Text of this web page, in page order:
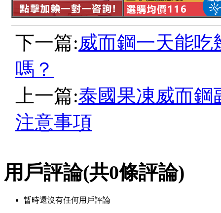
下一篇:威而鋼一天能
嗎？
上一篇:泰國果凍威而鋼
注意事項
用戶評論(共0條評論)
暫時還沒有任何用戶評論